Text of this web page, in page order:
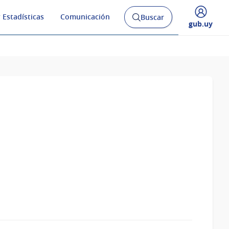
Estadísticas Comunicación
Abrir
buscador
Buscar
Desplegar
gub.uy